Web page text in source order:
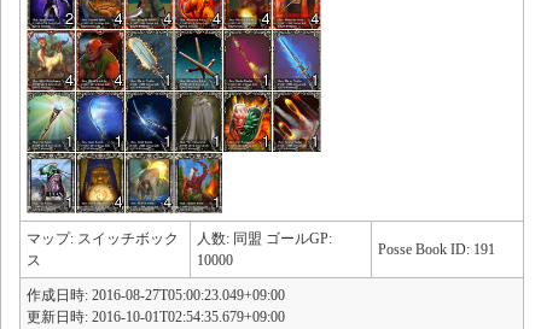
マップ: スイッチボック
ス
人数: 同盟 ゴールGP:
10000
Posse Book ID: 191
作成日時: 2016-08-27T05:00:23.049+09:00
更新日時: 2016-10-01T02:54:35.679+09:00